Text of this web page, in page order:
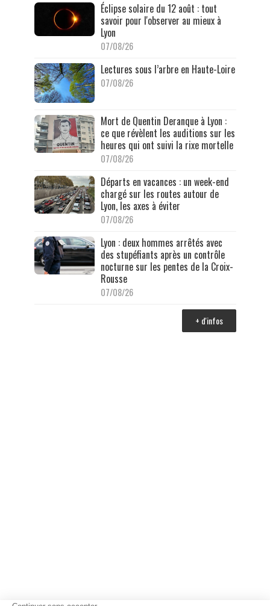
Éclipse solaire du 12 août : tout
savoir pour l'observer au mieux à
Lyon
07/08/26
Lectures sous l’arbre en Haute-Loire
07/08/26
Mort de Quentin Deranque à Lyon :
ce que révèlent les auditions sur les
heures qui ont suivi la rixe mortelle
07/08/26
Départs en vacances : un week-end
chargé sur les routes autour de
Lyon, les axes à éviter
07/08/26
Lyon : deux hommes arrêtés avec
des stupéfiants après un contrôle
nocturne sur les pentes de la Croix-
Rousse
07/08/26
+ d'infos